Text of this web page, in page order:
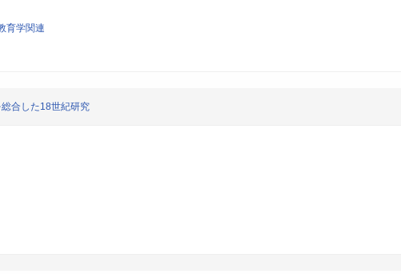
育学関連
合した18世紀研究